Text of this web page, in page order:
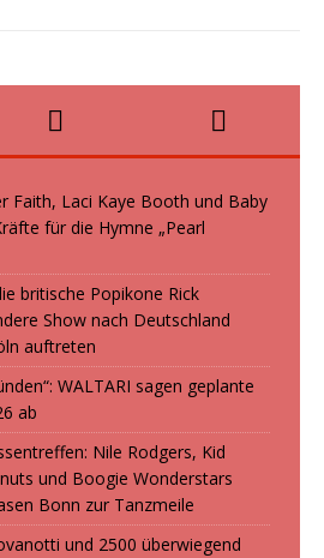
Faith, Laci Kaye Booth und Baby
für die Hymne „Pearl
britische Popikone Rick
Show nach Deutschland
auftreten
WALTARI sagen geplante
ab
Nile Rodgers, Kid
und Boogie Wonderstars
Bonn zur Tanzmeile
und 2500 überwiegend